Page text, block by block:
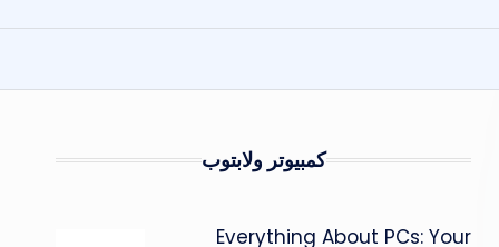
كمبيوتر ولابتوب
Everything About PCs: Your